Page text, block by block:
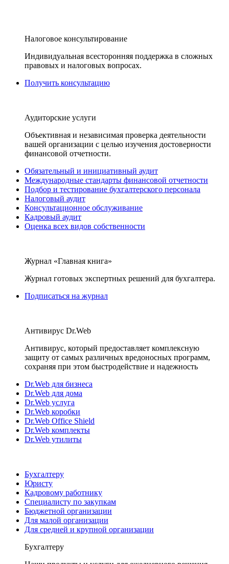
Налоговое консультирование
Индивидуальная всесторонняя поддержка в сложных
правовых и налоговых вопросах.
Получить консультацию
Аудиторские услуги
Объективная и независимая проверка деятельности
вашей организации с целью изучения достоверности
финансовой отчетности.
Обязательный и инициативный аудит
Международные стандарты финансовой отчетности
Подбор и тестирование бухгалтерского персонала
Налоговый аудит
Консультационное обслуживание
Кадровый аудит
Оценка всех видов собственности
Журнал «Главная книга»
Журнал готовых экспертных решений для бухгалтера.
Подписаться на журнал
Антивирус Dr.Web
Антивирус, который предоставляет комплексную
защиту от самых различных вредоносных программ,
сохраняя при этом быстродействие и надежность
Dr.Web для бизнеса
Dr.Web для дома
Dr.Web услуга
Dr.Web коробки
Dr.Web Office Shield
Dr.Web комплекты
Dr.Web утилиты
Бухгалтеру
Юристу
Кадровому работнику
Специалисту по закупкам
Бюджетной организации
Для малой организации
Для средней и крупной организации
Бухгалтеру